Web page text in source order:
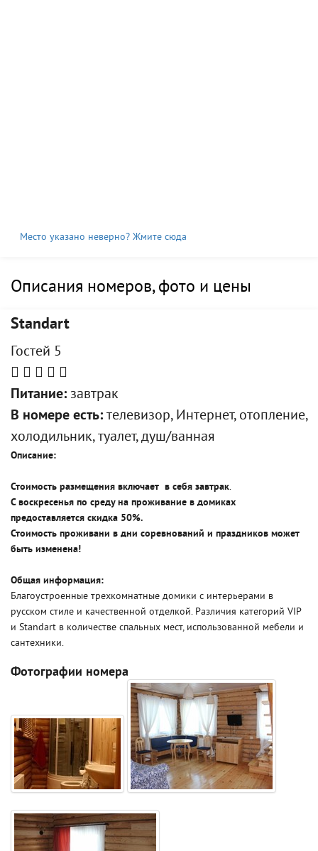
Место указано неверно? Жмите сюда
Описания номеров, фото и цены
Standart
Гостей 5
Питание: завтрак
В номере есть: телевизор, Интернет, отопление,
холодильник, туалет, душ/ванная
Описание:
Стоимость размещения включает в себя завтрак.
С воскресенья по среду на проживание в домиках
предоставляется скидка 50%.
Стоимость проживани в дни соревнований и праздников может
быть изменена!
Общая информация:
Благоустроенные трехкомнатные домики с интерьерами в
русском стиле и качественной отделкой. Различия категорий VIP
и Standart в количестве спальных мест, использованной мебели и
сантехники.
Фотографии номера